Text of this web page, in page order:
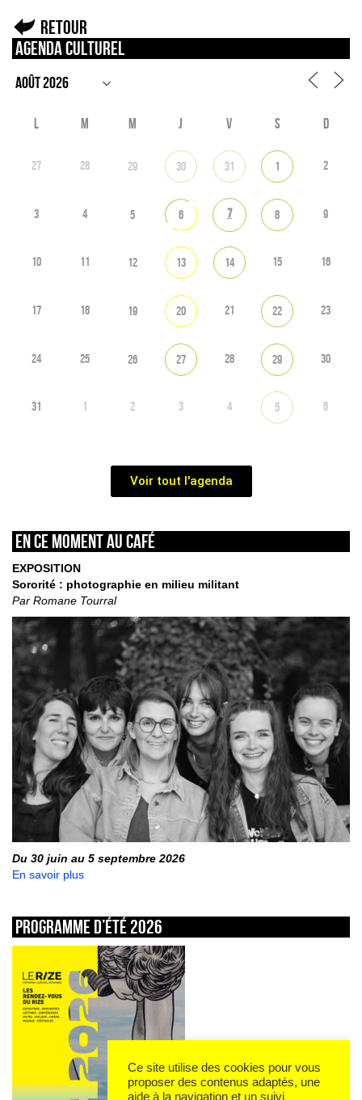
Retour
Agenda culturel
L M M J V S D
27 28 29 30 31 1 2
3 4 5 6 7 8 9
10 11 12 13 14 15 16
17 18 19 20 21 22 23
24 25 26 27 28 29 30
31 1 2 3 4 5 6
Voir tout l'agenda
En ce moment au café
EXPOSITION
Sororité : photographie en milieu militant
Par Romane Tourral
Du 30 juin au 5 septembre 2026
En savoir plus
Programme d’été 2026
Ce site utilise des cookies pour vous
proposer des contenus adaptés, une
aide à la navigation et un suivi